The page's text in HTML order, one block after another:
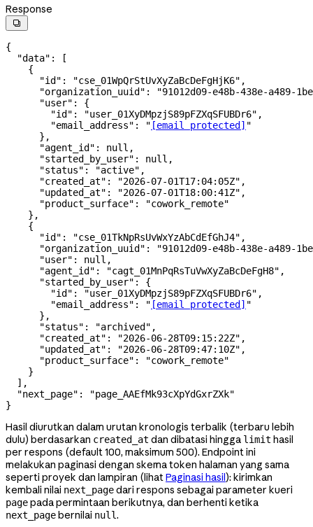
Response

{
  "data"
: [
    {
      "id"
: "cse_01WpQrStUvXyZaBcDeFgHjK6" ,
      "organization_uuid"
:
"91012d09-e48b-438e-a489-
      "user"
: {
        "id"
: "user_01XyDMpzjS89pFZXqSFUBDr6" ,
        "email_address"
: " [email protected] "
      },
      "agent_id"
: null ,
      "started_by_user"
: null ,
      "status"
: "active" ,
      "created_at"
: "2026-07-01T17:04:05Z" ,
      "updated_at"
: "2026-07-01T18:00:41Z" ,
      "product_surface"
:
"cowork_remote"
    },
    {
      "id"
: "cse_01TkNpRsUvWxYzAbCdEfGhJ4" ,
      "organization_uuid"
:
"91012d09-e48b-438e-a489-
      "user"
: null ,
      "agent_id"
: "cagt_01MnPqRsTuVwXyZaBcDeFgH8" ,
      "started_by_user"
: {
        "id"
: "user_01XyDMpzjS89pFZXqSFUBDr6" ,
        "email_address"
: " [email protected] "
      },
      "status"
: "archived" ,
      "created_at"
: "2026-06-28T09:15:22Z" ,
      "updated_at"
: "2026-06-28T09:47:10Z" ,
      "product_surface"
:
"cowork_remote"
    }
  ],
  "next_page"
:
"page_AAEfMk93cXpYdGxrZXk"
}
Hasil diurutkan dalam urutan kronologis terbalik (terbaru lebih
dulu) berdasarkan created_at dan dibatasi hingga limit hasil
per respons (default 100, maksimum 500). Endpoint ini
melakukan paginasi dengan skema token halaman yang sama
seperti proyek dan lampiran (lihatPaginasi hasil): kirimkan
kembali nilai next_pagedari respons sebagai parameter kueri
pagepada permintaan berikutnya, dan berhenti ketika
next_pagebernilai null.